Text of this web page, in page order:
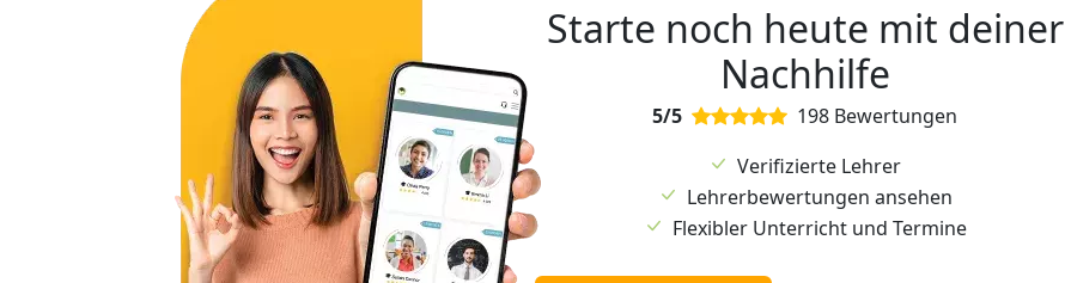
Starte noch heute mit deiner
Nachhilfe
5/5
198 Bewertungen
Verifizierte Lehrer
Lehrerbewertungen ansehen
Flexibler Unterricht und Termine